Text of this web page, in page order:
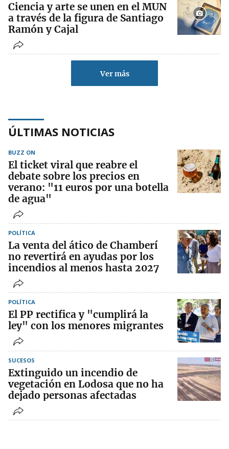
Ciencia y arte se unen en el MUN
a través de la figura de Santiago
Ramón y Cajal
Ver más
ÚLTIMAS NOTICIAS
BUZZ ON
El ticket viral que reabre el
debate sobre los precios en
verano: "11 euros por una botella
de agua"
POLÍTICA
La venta del ático de Chamberí
no revertirá en ayudas por los
incendios al menos hasta 2027
POLÍTICA
El PP rectifica y "cumplirá la
ley" con los menores migrantes
SUCESOS
Extinguido un incendio de
vegetación en Lodosa que no ha
dejado personas afectadas